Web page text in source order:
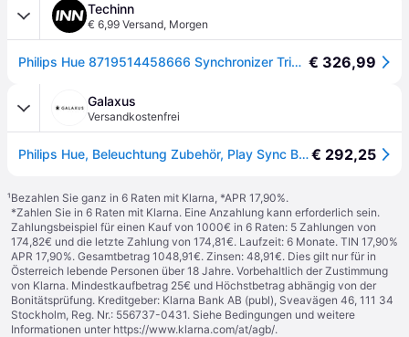
Techinn
€ 6,99 Versand, Morgen
Philips Hue 8719514458666 Synchronizer Trigger Schwarz € 326,99
Galaxus
Versandkostenfrei
Philips Hue, Beleuchtung Zubehör, Play Sync Box Generation 2€ 292,25
¹Bezahlen Sie ganz in 6 Raten mit Klarna, *APR 17,90%.
*Zahlen Sie in 6 Raten mit Klarna. Eine Anzahlung kann erforderlich sein.
Zahlungsbeispiel für einen Kauf von 1000€ in 6 Raten: 5 Zahlungen von
174,82€ und die letzte Zahlung von 174,81€. Laufzeit: 6 Monate. TIN 17,90%
APR 17,90%. Gesamtbetrag 1048,91€. Zinsen: 48,91€. Dies gilt nur für in
Österreich lebende Personen über 18 Jahre. Vorbehaltlich der Zustimmung
von Klarna. Mindestkaufbetrag 25€ und Höchstbetrag abhängig von der
Bonitätsprüfung. Kreditgeber: Klarna Bank AB (publ), Sveavägen 46, 111 34
Stockholm, Reg. Nr.: 556737-0431. Siehe Bedingungen und weitere
Informationen unter https://www.klarna.com/at/agb/.